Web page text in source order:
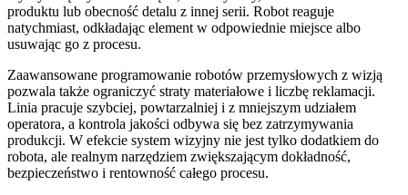
produktu lub obecność detalu z innej serii. Robot reaguje
natychmiast, odkładając element w odpowiednie miejsce albo
usuwając go z procesu.
Zaawansowane programowanie robotów przemysłowych z wizją
pozwala także ograniczyć straty materiałowe i liczbę reklamacji.
Linia pracuje szybciej, powtarzalniej i z mniejszym udziałem
operatora, a kontrola jakości odbywa się bez zatrzymywania
produkcji. W efekcie system wizyjny nie jest tylko dodatkiem do
robota, ale realnym narzędziem zwiększającym dokładność,
bezpieczeństwo i rentowność całego procesu.